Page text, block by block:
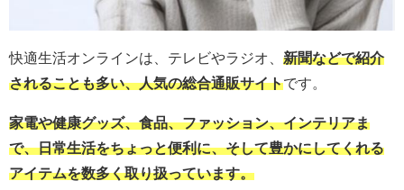
快適生活オンラインは、テレビやラジオ、 新聞などで紹介
されることも多い、人気の総合通販サイトです。
家電や健康グッズ、食品、ファッション、インテリアま
で、日常生活をちょっと便利に、そして豊かにしてくれる
アイテムを数多く取り扱っています。